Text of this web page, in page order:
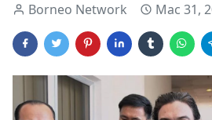
Borneo Network Mac 31,